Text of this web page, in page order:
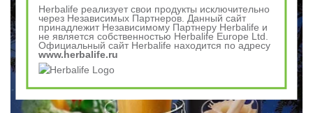
Herbalife реализует свои продукты исключительно
через Независимых Партнеров. Данный сайт
принадлежит Независимому Партнеру Herbalife и
не является собственностью Herbalife Europe Ltd.
Официальный сайт Herbalife находится по адресу
www.herbalife.ru